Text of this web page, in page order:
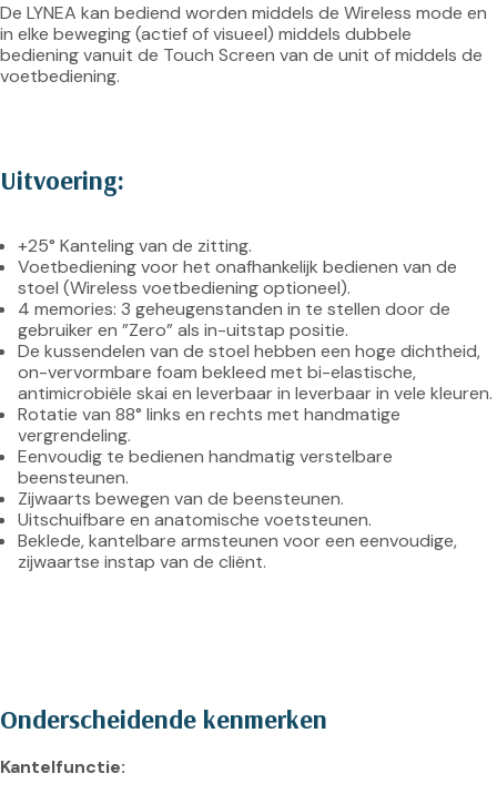
De LYNEA kan bediend worden middels de Wireless mode en
in elke beweging (actief of visueel) middels dubbele
bediening vanuit de Touch Screen van de unit of middels de
voetbediening.
Uitvoering:
+25° Kanteling van de zitting.
Voetbediening voor het onafhankelijk bedienen van de
stoel (Wireless voetbediening optioneel).
4 memories: 3 geheugenstanden in te stellen door de
gebruiker en ”Zero” als in-uitstap positie.
De kussendelen van de stoel hebben een hoge dichtheid,
on-vervormbare foam bekleed met bi-elastische,
antimicrobiële skai en leverbaar in leverbaar in vele kleuren.
Rotatie van 88° links en rechts met handmatige
vergrendeling.
Eenvoudig te bedienen handmatig verstelbare
beensteunen.
Zijwaarts bewegen van de beensteunen.
Uitschuifbare en anatomische voetsteunen.
Beklede, kantelbare armsteunen voor een eenvoudige,
zijwaartse instap van de cliënt.
Onderscheidende kenmerken
Kantelfunctie: